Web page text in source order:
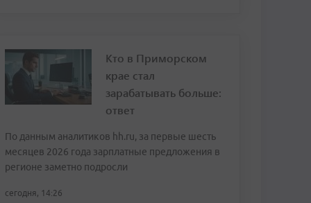
Кто в Приморском
крае стал
зарабатывать больше:
ответ
По данным аналитиков hh.ru, за первые шесть
месяцев 2026 года зарплатные предложения в
регионе заметно подросли
сегодня, 14:26